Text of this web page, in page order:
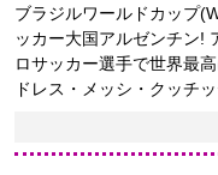
ブラジルワールドカップ
ッカー大国アルゼンチン!
ロサッカー選手で世界最
ドレス・メッシ・クッチ